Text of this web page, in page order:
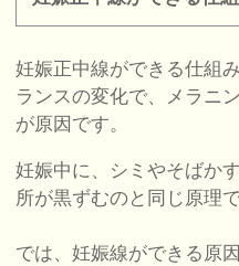
妊娠正中線ができる仕組
ランスの変化で、メラニ
が原因です。
妊娠中に、シミやそばか
所が黒ずむのと同じ原理で
では、妊娠線ができる原